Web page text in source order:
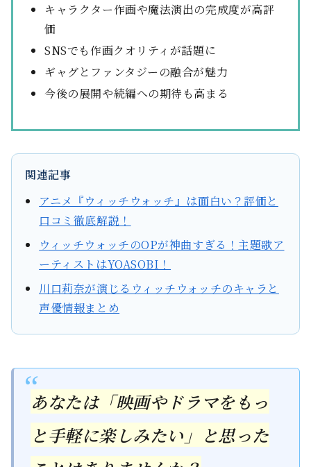
キャラクター作画や魔法演出の完成度が高評
価
SNSでも作画クオリティが話題に
ギャグとファンタジーの融合が魅力
今後の展開や続編への期待も高まる
関連記事
アニメ『ウィッチウォッチ』は面白い？評価と
口コミ徹底解説！
ウィッチウォッチのOPが神曲すぎる！主題歌ア
ーティストはYOASOBI！
川口莉奈が演じるウィッチウォッチのキャラと
声優情報まとめ
あなたは「映画やドラマをもっ
と手軽に楽しみたい」と思った